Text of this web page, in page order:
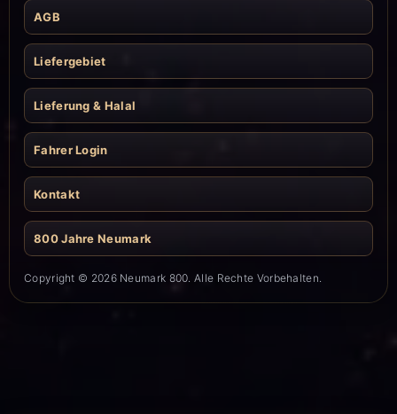
AGB
Liefergebiet
Lieferung & Halal
Fahrer Login
Kontakt
800 Jahre Neumark
Copyright © 2026 Neumark 800. Alle Rechte Vorbehalten.